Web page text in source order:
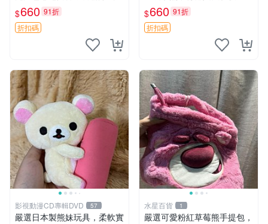
微瑕推薦 postpet momo 郵
電熊 中古玩偶
$660 91折
折扣碼
坐高11公分，附原盒與吊牌
收藏。藍鼻子小熊，值得擁有
玩具 憶熊
$660 91折
折扣碼
影視動漫CD專輯DVD 57
嚴選日本製熊妹玩具，柔軟實
水星百貨 1
嚴選可愛粉紅草莓熊手提包，